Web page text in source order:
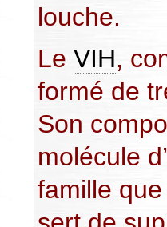
louche.
Le VIH,
formé de
Son
molécule
famille